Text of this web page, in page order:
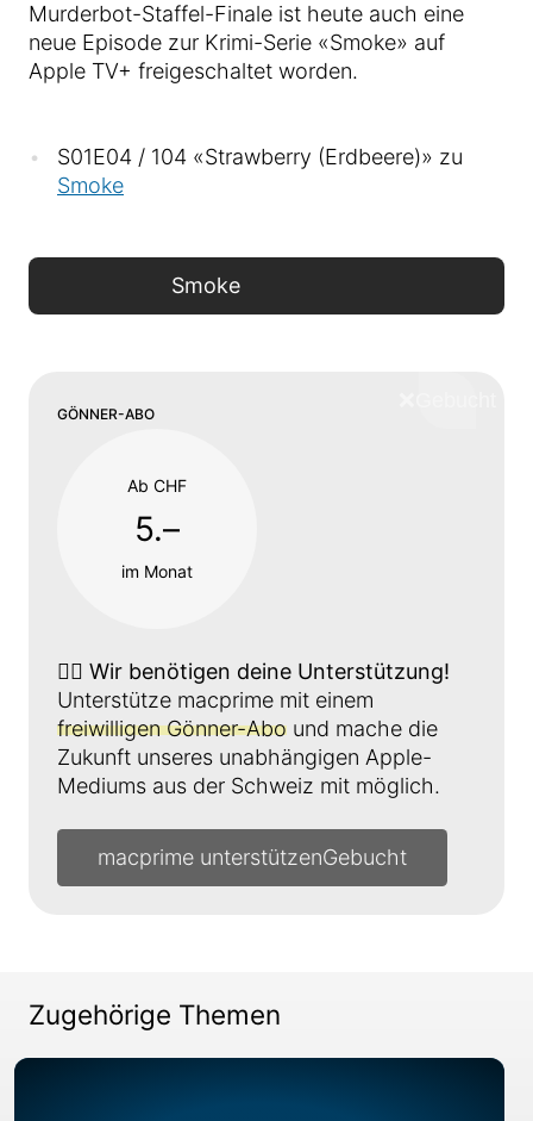
Murderbot-Staffel-Finale ist heute auch eine
neue Episode zur Krimi-Serie «Smoke» auf
Apple TV+ freigeschaltet worden.
S01E04 / 104 «Strawberry (Erdbeere)» zu
Smoke
Smoke
GÖNNER-ABO
Ab CHF
5.–
im Monat
👉🏼 Wir benötigen deine Unterstützung!
Unterstütze macprime mit einem
freiwilligen Gönner-Abo und mache die
Zukunft unseres unabhängigen Apple-
Mediums aus der Schweiz mit möglich.
macprime unterstützen
Zugehörige Themen